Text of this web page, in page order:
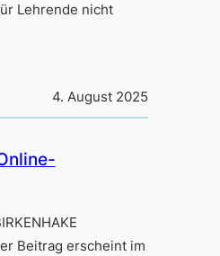
Lehrende nicht
4. August 2025
Beitrag erscheint im